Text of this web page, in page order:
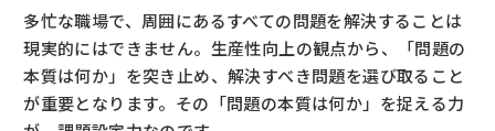
多忙な職場で、周囲にあるすべての問題を解決することは
現実的にはできません。生産性向上の観点から、「問題の
本質は何か」を突き止め、解決すべき問題を選び取ること
が重要となります。その「問題の本質は何か」を捉える力